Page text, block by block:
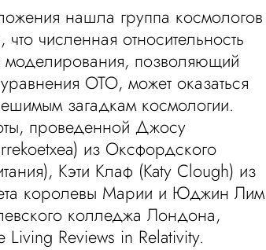
нашла группа космологов
численная относительность
позволяющий
ОТО, может оказаться
загадкам космологии.
проведенной Джосу
из Оксфордского
Кэти Клаф (Katy Clough) из
королевы Марии и Юджин Лим
колледжа Лондона,
Reviews in Relativity.